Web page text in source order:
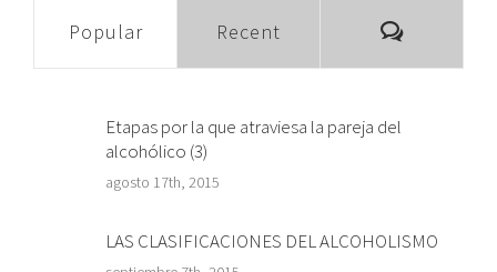
Popular Recent
Etapas por la que atraviesa la pareja del
alcohólico (3)
agosto 17th, 2015
LAS CLASIFICACIONES DEL ALCOHOLISMO